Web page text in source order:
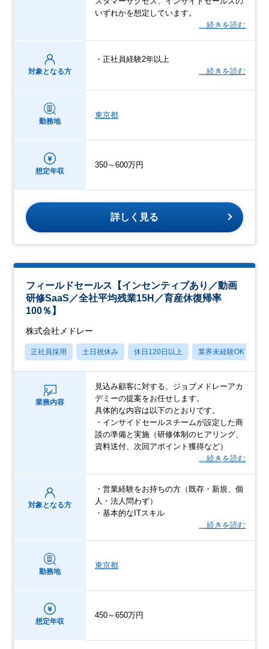
いずれかを想定しています。
…続きを読む
対象となる方
・正社員経験2年以上
…続きを読む
勤務地
東京都
想定年収
350～600万円
詳しく見る
フィールドセールス【インセンティブあり／動画
研修SaaS／全社平均残業15H／育産休復帰率
100％】
株式会社メドレー
正社員採用 土日祝休み 休日120日以上 業界未経験OK
業務内容
見込み顧客に対する、ジョブメドレーアカ
デミーの提案をお任せします。
具体的な内容は以下のとおりです。
・インサイドセールスチームが設定した商
談の準備と実施（研修体制のヒアリング、
資料送付、次回アポイント獲得など）
…続きを読む
対象となる方
・営業経験をお持ちの方（既存・新規、個
人・法人問わず）
・基本的なITスキル
…続きを読む
勤務地
東京都
想定年収
450～650万円